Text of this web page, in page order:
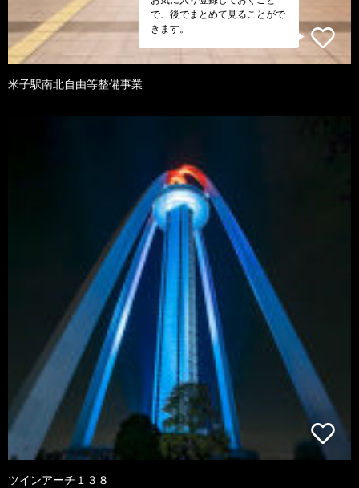
で、後でまとめて見ることがで
きます。
米子駅南北自由等整備事業
ツインアーチ１３８